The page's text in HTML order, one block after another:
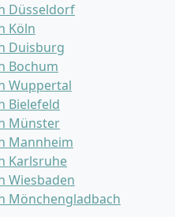
Düsseldorf
Köln
Duisburg
Bochum
Wuppertal
Bielefeld
Münster
Mannheim
Karlsruhe
Wiesbaden
Mönchen­gladbach